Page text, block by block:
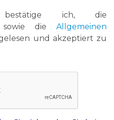
ich, die
die Allgemeinen
und akzeptiert zu